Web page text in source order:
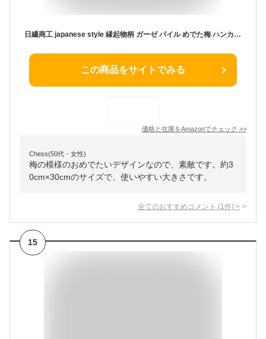
日繊商工 japanese style 縁起物柄 ガーゼ パイル めでた梅 ハンカチ JS-4126
この商品をサイトでみる
価格と在庫をAmazonでチェック >>
Chess(50代・女性)
梅の模様のおめでたいデザインなので、素敵です。約3
0cm×30cmのサイズで、使いやすい大きさです。
全てのおすすめコメント (1 件) >
15